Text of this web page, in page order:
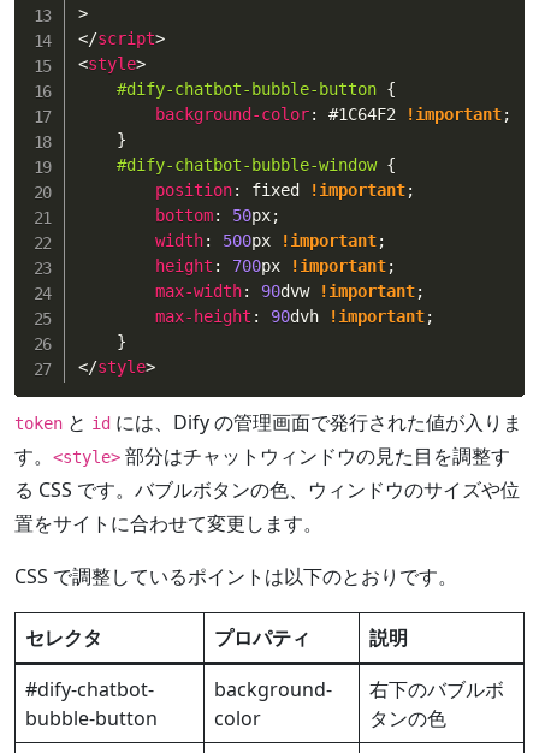
>
</script>
<style>
#dify-chatbot-bubble-button {
background-color: #1C64F2 !important;
}
#dify-chatbot-bubble-window {
position: fixed !important;
bottom: 50px;
width: 500px !important;
height : 700px !important;
max-width: 90dvw !important;
max-height : 90dvh !important;
}
</style>
token と id には、Dify の管理画面で発行された値が入りま
す。
<style> 部分はチャットウィンドウの見た目を調整す
る CSS です。バブルボタンの色、ウィンドウのサイズや位
置をサイトに合わせて変更します。
CSS で調整しているポイントは以下のとおりです。
セレクタ プロパティ
説明
#dify-chatbot-
bubble-button
background-
color
右下のバブルボ
タンの色